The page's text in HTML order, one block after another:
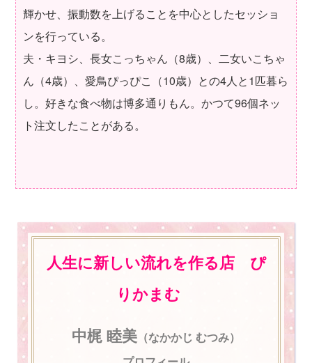
輝かせ、振動数を上げることを中心としたセッショ
ンを行っている。
夫・キヨシ、長女こっちゃん（8歳）、二女いこちゃ
ん（4歳）、愛鳥ぴっぴこ（10歳）との4人と1匹暮ら
し。好きな食べ物は博多通りもん。かつて96個ネッ
ト注文したことがある。
人生に新しい流れを作る店 ぴ
りかまむ
中梶 睦美 （なかかじ むつみ）